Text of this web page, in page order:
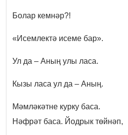
Болар кемнәр?!
«Исемлектә исеме бар».
Ул да – Аның улы ласа.
Кызы ласа ул да – Аның.
Мәмләкәтне курку баса.
Нәфрәт баса. Йодрык төйнәп,